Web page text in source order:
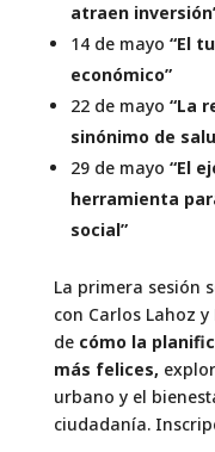
atraen
14 de mayo “El
económico”
22 de mayo “La
sinónimo de
29 de mayo “El
herramienta
social”
La primera sesión
con Carlos Lahoz
de cómo la
más felices,
urbano y el
ciudadanía.